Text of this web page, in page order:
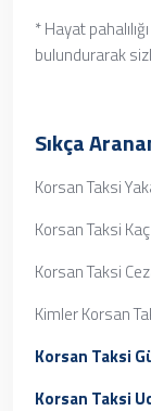
* Hayat
bulundurarak
Sıkça
Korsan Taksi
Korsan Taksi
Korsan Taksi
Kimler Korsan
Korsan Taksi
Korsan Taksi